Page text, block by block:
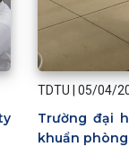
TDTU 05/04/
Trường đại
khuẩn